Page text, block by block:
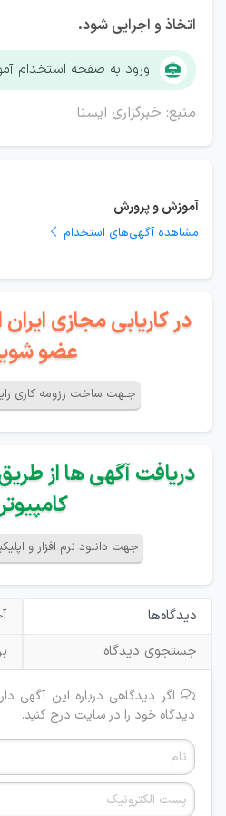
اتخاذ و اجرایی شود.
ورود به صفحه استخدام
منبع: خبرگزاری ایسنا
آموزش و پرورش
مشاهده آگهی‌های استخدام
در کاریابی مجازی
عضو
جـهت ساخت رزومه کاری
دریافت آگهی ها از
جهت دانلود نرم افزار و
دیدگاه‌ها
جستجوی دیدگاه
اگر دیدگاهی درباره این آگهی
دیدگاه خود را در سایت درج کنید.